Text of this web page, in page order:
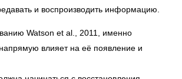
и воспроизводить информацию.
Watson et al., 2011, именно
напрямую влияет на её появление и